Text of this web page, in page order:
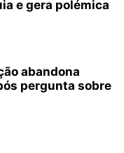
e gera polémica
abandona
pergunta sobre